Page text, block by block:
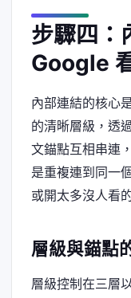
步驟四：
Google
內部連結的核心
的清晰層級，透
文錨點互相串連
是重複連到同一
或開太多沒人看
層級與錨點
層級控制在三層